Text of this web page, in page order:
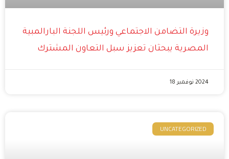
وزيرة التضامن الاجتماعي ورئيس اللجنة البارالمبية
المصرية يبحثان تعزيز سبل التعاون المشترك
2024 نوفمبر 18
UNCATEGORIZED